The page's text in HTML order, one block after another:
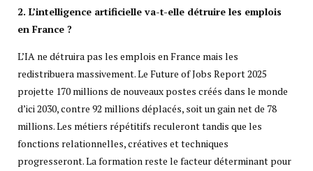
2. L’intelligence artificielle va-t-elle détruire les emplois
en France ?
L’IA ne détruira pas les emplois en France mais les
redistribuera massivement. Le Future of Jobs Report 2025
projette 170 millions de nouveaux postes créés dans le monde
d’ici 2030, contre 92 millions déplacés, soit un gain net de 78
millions. Les métiers répétitifs reculeront tandis que les
fonctions relationnelles, créatives et techniques
progresseront. La formation reste le facteur déterminant pour